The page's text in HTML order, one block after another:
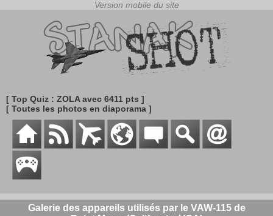
[ Top Quiz : ZOLA avec 6411 pts ]
[ Toutes les photos en diaporama ]
Galerie des appareils utilisés par le VAW-115 de